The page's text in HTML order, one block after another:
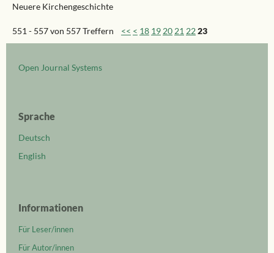
Neuere Kirchengeschichte
551 - 557 von 557 Treffern << < 18 19 20 21 2223
Open Journal Systems
Sprache
Deutsch
English
Informationen
Für Leser/innen
Für Autor/innen